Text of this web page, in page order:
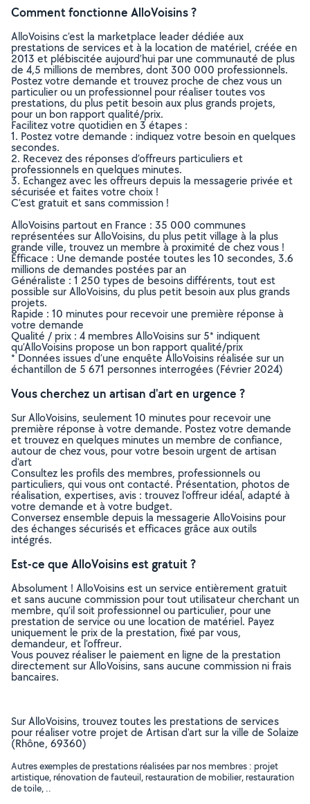
Comment fonctionne AlloVoisins ?
AlloVoisins c’est la marketplace leader dédiée aux
prestations de services et à la location de matériel, créée en
2013 et plébiscitée aujourd’hui par une communauté de plus
de 4,5 millions de membres, dont 300 000 professionnels.
Postez votre demande et trouvez proche de chez vous un
particulier ou un professionnel pour réaliser toutes vos
prestations, du plus petit besoin aux plus grands projets,
pour un bon rapport qualité/prix.
Facilitez votre quotidien en 3 étapes :
1. Postez votre demande : indiquez votre besoin en quelques
secondes.
2. Recevez des réponses d’offreurs particuliers et
professionnels en quelques minutes.
3. Echangez avec les offreurs depuis la messagerie privée et
sécurisée et faites votre choix !
C’est gratuit et sans commission !
AlloVoisins partout en France : 35 000 communes
représentées sur AlloVoisins, du plus petit village à la plus
grande ville, trouvez un membre à proximité de chez vous !
Efficace : Une demande postée toutes les 10 secondes, 3.6
millions de demandes postées par an
Généraliste : 1 250 types de besoins différents, tout est
possible sur AlloVoisins, du plus petit besoin aux plus grands
projets.
Rapide : 10 minutes pour recevoir une première réponse à
votre demande
Qualité / prix : 4 membres AlloVoisins sur 5* indiquent
qu’AlloVoisins propose un bon rapport qualité/prix
* Données issues d’une enquête AlloVoisins réalisée sur un
échantillon de 5 671 personnes interrogées (Février 2024)
Vous cherchez un artisan d'art en urgence ?
Sur AlloVoisins, seulement 10 minutes pour recevoir une
première réponse à votre demande. Postez votre demande
et trouvez en quelques minutes un membre de confiance,
autour de chez vous, pour votre besoin urgent de artisan
d'art
Consultez les profils des membres, professionnels ou
particuliers, qui vous ont contacté. Présentation, photos de
réalisation, expertises, avis : trouvez l'offreur idéal, adapté à
votre demande et à votre budget.
Conversez ensemble depuis la messagerie AlloVoisins pour
des échanges sécurisés et efficaces grâce aux outils
intégrés.
Est-ce que AlloVoisins est gratuit ?
Absolument ! AlloVoisins est un service entièrement gratuit
et sans aucune commission pour tout utilisateur cherchant un
membre, qu’il soit professionnel ou particulier, pour une
prestation de service ou une location de matériel. Payez
uniquement le prix de la prestation, fixé par vous,
demandeur, et l’offreur.
Vous pouvez réaliser le paiement en ligne de la prestation
directement sur AlloVoisins, sans aucune commission ni frais
bancaires.
Sur AlloVoisins, trouvez toutes les prestations de services
pour réaliser votre projet de Artisan d'art sur la ville de Solaize
(Rhône, 69360)
Autres exemples de prestations réalisées par nos membres : projet
artistique, rénovation de fauteuil, restauration de mobilier, restauration
de toile, ..